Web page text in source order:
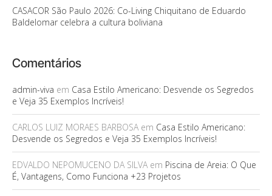
CASACOR São Paulo 2026: Co-Living Chiquitano de Eduardo
Baldelomar celebra a cultura boliviana
Comentários
admin-viva em Casa Estilo Americano: Desvende os Segredos
e Veja 35 Exemplos Incríveis!
CARLOS LUIZ MORAES BARBOSAem Casa Estilo Americano:
Desvende os Segredos e Veja 35 Exemplos Incríveis!
EDVALDO NEPOMUCENO DA SILVAem Piscina de Areia: O Que
É, Vantagens, Como Funciona +23 Projetos